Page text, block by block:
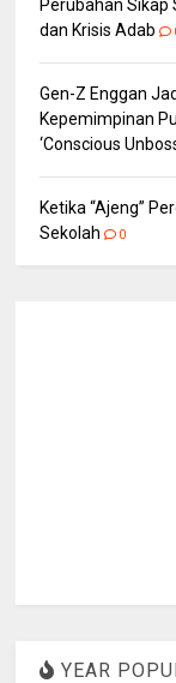
Perubahan Sikap
dan Krisis Adab
Gen-Z Enggan
Kepemimpinan
‘Conscious
Ketika “Ajeng”
Sekolah
0
YEAR